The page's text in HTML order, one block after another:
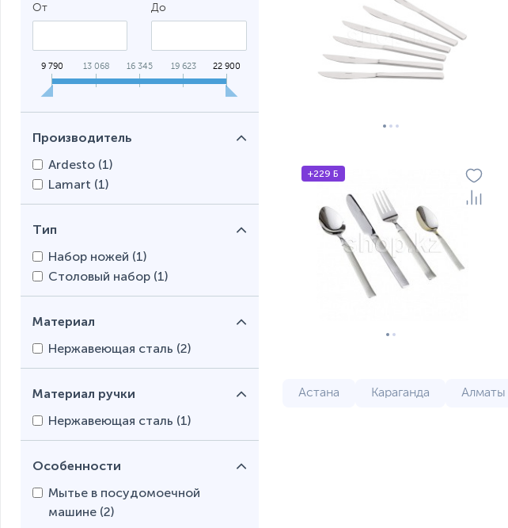
От До
9 790 13 068 16 345 19 623 22 900
Производитель
Ardesto (1)
Lamart (1)
Тип
Набор ножей (1)
Столовый набор (1)
Материал
Нержавеющая сталь (2)
Материал ручки
Нержавеющая сталь (1)
Особенности
Мытье в посудомоечной
машине (2)
+229 Б
Астана Караганда Алматы